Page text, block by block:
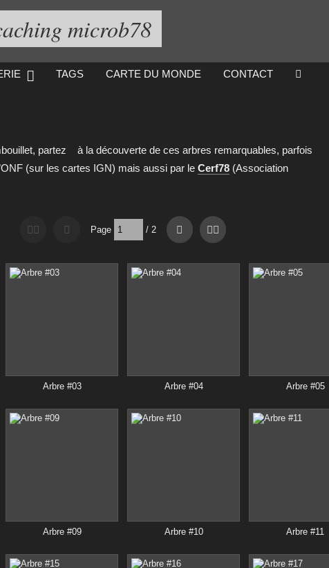
microb78
TAGS CARTE DU MONDE CONTACT
partez
à la découverte de ces arbres remarquables, parfois
(sur les cartes IGN) mais aussi par le Cerf78(Association
Page / 2
Arbre #03 Arbre #04 Arbre #05
Arbre #09 Arbre #10 Arbre #11